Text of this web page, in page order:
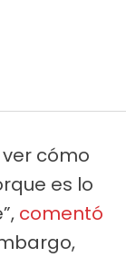
cómo
es lo
comentó